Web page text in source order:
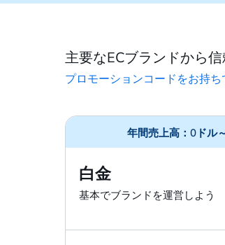
主要なECブランドから
プロモーションコードをお持ち
年間売上高：0ドル
白金
基本でブランドを運営しよう